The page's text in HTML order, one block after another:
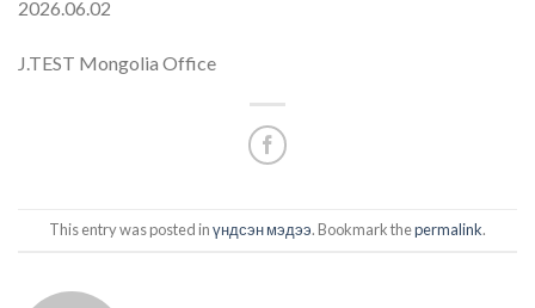
2026.06.02
J.TEST Mongolia Office
This entry was posted inүндсэн мэдээ. Bookmark thepermalink.